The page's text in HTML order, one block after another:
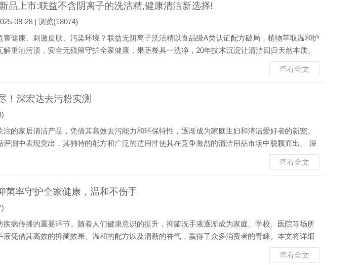
品上市:联益不含阴离子的洗洁精,健康清洁新选择!
08-28 | 浏览(18074)
害健康、刺激皮肤、污染环境？联益无阴离子洗洁精以食品级A类认证配方破局，植物萃取温和护
解重油污渍，安全无残留守护全家健康，果蔬餐具一洗净，20年技术沉淀让清洁回归天然本质。
现餐饮具中阴离子合成洗涤剂不合格的情况。 传统洗洁精中广泛使用的阴离子表面活性剂，这些
查看全文
！深宏达去污粉实测
的家居清洁产品，凭借其高效去污能力和环保特性，逐渐成为家庭主妇和清洁爱好者的新宠。
测中表现突出，其独特的配方和广泛的适用性使其在竞争激烈的清洁用品市场中脱颖而出。 深
查看全文
菌率守护全家健康，温和不伤手
病传播的重要环节。随着人们健康意识的提升，抑菌洗手液逐渐成为家庭、学校、医院等场所
凭借其高效的抑菌效果、温和的配方以及清新的香气，赢得了众多消费者的青睐。本文将详细
查看全文